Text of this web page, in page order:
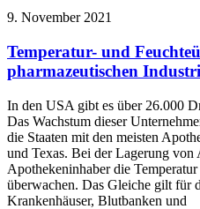
9. November 2021
Temperatur- und
pharmazeutischen
In den USA gibt es über 26.000
Das Wachstum dieser
die Staaten mit den meisten
und Texas. Bei der Lagerung von
Apothekeninhaber die
überwachen. Das Gleiche gilt für
Krankenhäuser, Blutbanken und